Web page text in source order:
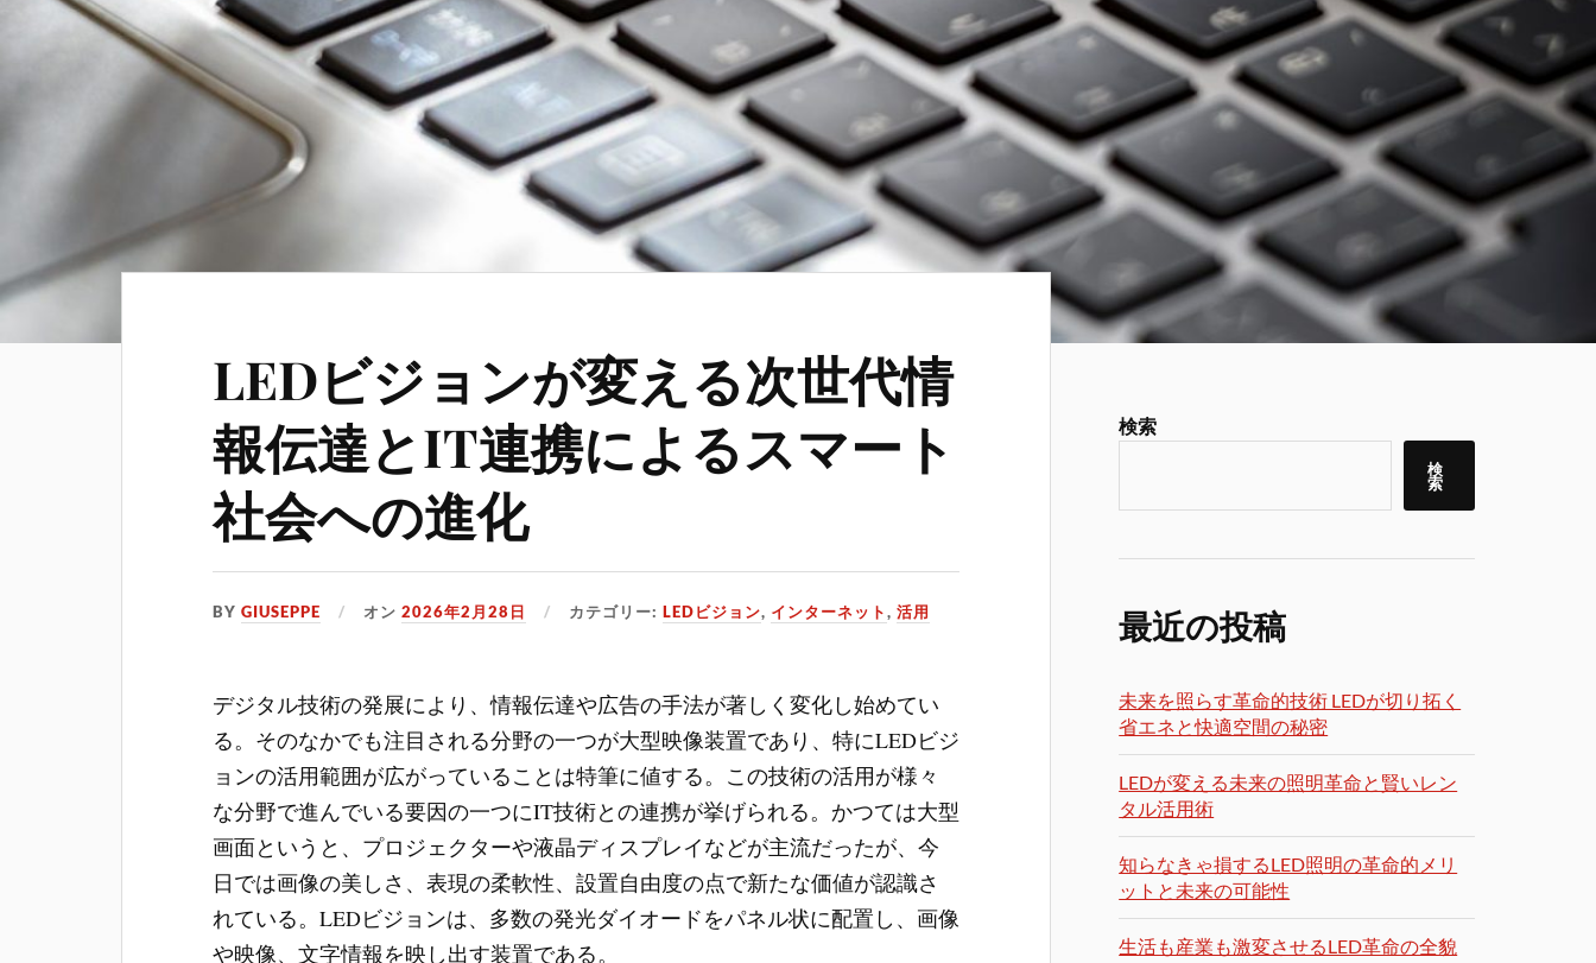
LEDビジョンが変える次世代情
報伝達とIT連携によるスマート
社会への進化
BYGIUSEPPE オン2026年2月28日 カテゴリー:LEDビジョン, インターネット,活用
デジタル技術の発展により、情報伝達や広告の手法が著しく変化し始めてい
る。 そのなかでも注目される分野の一つが大型映像装置であり、特にLEDビジ
ョンの活用範囲が広がっていることは特筆に値する。この技術の活用が様々
な分野で進んでいる要因の一つにIT技術との連携が挙げられる。かつては大型
画面というと、プロジェクターや液晶ディスプレイなどが主流だったが、今
日では画像の美しさ、表現の柔軟性、設置自由度の点で新たな価値が認識さ
れている。LEDビジョンは、多数の発光ダイオードをパネル状に配置し、画像
や映像、文字情報を映し出す装置である。
検索
検
索
最近の投稿
未来を照らす革命的技術 LEDが切り拓く
省エネと快適空間の秘密
LEDが変える未来の照明革命と賢いレン
タル活用術
知らなきゃ損するLED照明の革命的メリ
ットと未来の可能性
生活も産業も激変させるLED革命の全貌